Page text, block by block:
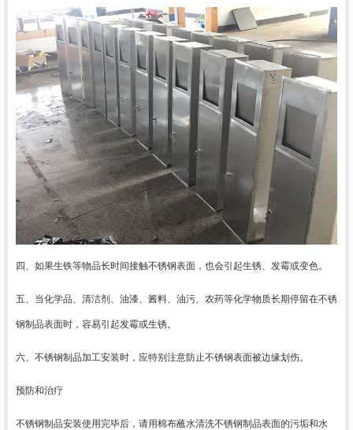
四 如果生铁等物品长时间接触不锈钢表面，也会引起生锈、发霉或变色。
五、 当化学品、清洁剂、油漆、酱料、油污、农药等化学物质长期停留在不锈
钢制品表面时，容易引起发霉或生锈。
六、 不锈钢制品加工安装时，应特别注意防止不锈钢表面被边缘划伤。
预防和治疗
不锈钢制品安装使用完毕后，请用棉布蘸水清洗不锈钢制品表面的污垢和水